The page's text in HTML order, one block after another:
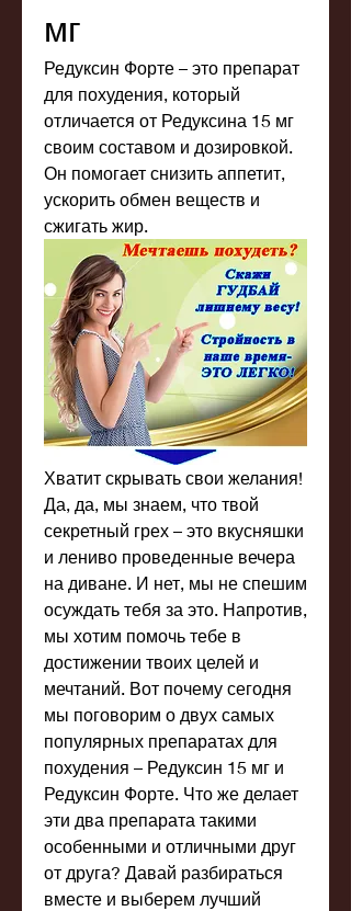
мг
Редуксин Форте – это препарат
для похудения, который
отличается от Редуксина 15 мг
своим составом и дозировкой.
Он помогает снизить аппетит,
ускорить обмен веществ и
сжигать жир.
Хватит скрывать свои желания!
Да, да, мы знаем, что твой
секретный грех – это вкусняшки
и лениво проведенные вечера
на диване. И нет, мы не спешим
осуждать тебя за это. Напротив,
мы хотим помочь тебе в
достижении твоих целей и
мечтаний. Вот почему сегодня
мы поговорим о двух самых
популярных препаратах для
похудения – Редуксин 15 мг и
Редуксин Форте. Что же делает
эти два препарата такими
особенными и отличными друг
от друга? Давай разбираться
вместе и выберем лучший